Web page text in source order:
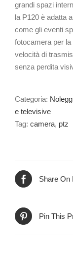
grandi spazi
la P120 è adatta
come gli eventi
fotocamera per la
velocità di
senza perdita
Categoria:
e televisive
Tag: camera, ptz
Share On
Pin This